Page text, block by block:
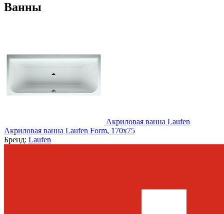
Ванны
Акриловая ванна Laufen
Акриловая ванна Laufen Form, 170x75
Бренд: Laufen